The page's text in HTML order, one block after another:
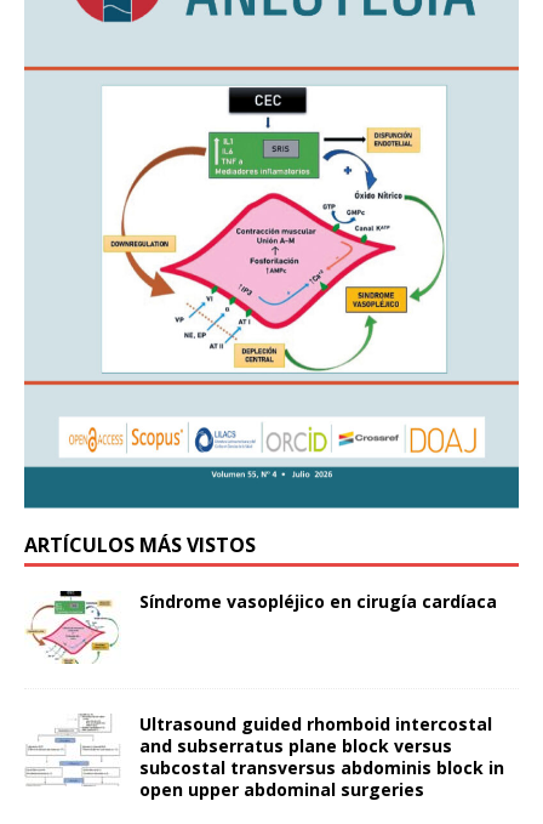
ARTÍCULOS MÁS VISTOS
Síndrome vasopléjico en cirugía cardíaca
Ultrasound guided rhomboid intercostal
and subserratus plane block versus
subcostal transversus abdominis block in
open upper abdominal surgeries